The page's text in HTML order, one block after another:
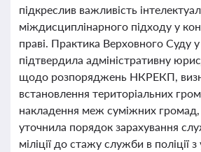
підкреслив важливість
міждисциплінарного підходу у
праві. Практика Верховного Суду
підтвердила адміністративну
щодо розпоряджень НКРЕКП,
встановлення територіальних
накладення меж суміжних
уточнила порядок зарахування
міліції до стажу служби в поліції